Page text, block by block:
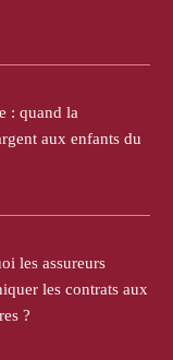
: quand la
aux enfants du
les assureurs
les contrats aux
?